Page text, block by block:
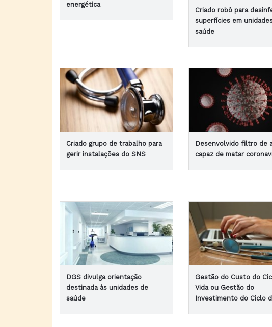
energética
Criado robô para
superfícies em
saúde
Criado grupo de trabalho para
gerir instalações do SNS
Desenvolvido filtro de
capaz de matar
DGS divulga orientação
destinada às unidades de
saúde
Gestão do Custo do
Vida ou Gestão do
Investimento do Ciclo